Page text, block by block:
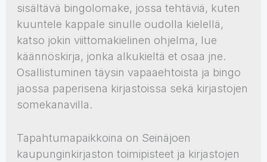
sisältävä bingolomake, jossa tehtäviä, kuten
kuuntele kappale sinulle oudolla kielellä,
katso jokin viittomakielinen ohjelma, lue
käännöskirja, jonka alkukieltä et osaa jne.
Osallistuminen täysin vapaaehtoista ja bingo
jaossa paperisena kirjastoissa sekä kirjastojen
somekanavilla.
Tapahtumapaikkoina on Seinäjoen
kaupunginkirjaston toimipisteet ja kirjastojen